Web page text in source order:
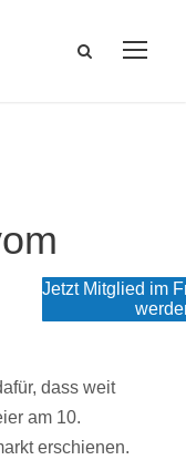
dass weit
am 10.
erschienen.
Jetzt Mitglied im